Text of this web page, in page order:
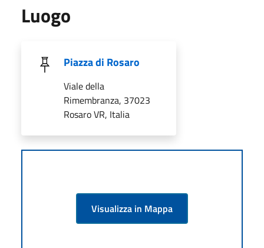
Luogo
Piazza di Rosaro
Viale della
Rimembranza, 37023
Rosaro VR, Italia
Visualizza in Mappa